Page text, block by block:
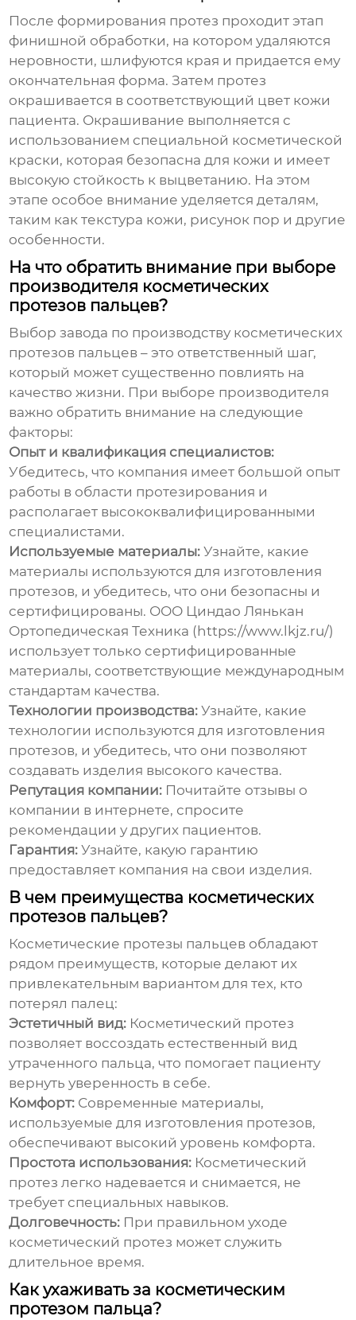
После формирования протез проходит этап
финишной обработки, на котором удаляются
неровности, шлифуются края и придается ему
окончательная форма. Затем протез
окрашивается в соответствующий цвет кожи
пациента. Окрашивание выполняется с
использованием специальной косметической
краски, которая безопасна для кожи и имеет
высокую стойкость к выцветанию. На этом
этапе особое внимание уделяется деталям,
таким как текстура кожи, рисунок пор и другие
особенности.
На что обратить внимание при выборе
производителя косметических
протезов пальцев?
Выборзавода по производству косметических
протезов пальцев – это ответственный шаг,
который может существенно повлиять на
качество жизни. При выборе производителя
важно обратить внимание на следующие
факторы:
Опыт и квалификация специалистов:
Убедитесь, что компания имеет большой опыт
работы в области протезирования и
располагает высококвалифицированными
специалистами.
Используемые материалы: Узнайте, какие
материалы используются для изготовления
протезов, и убедитесь, что они безопасны и
сертифицированы. ООО Циндао Лянькан
Ортопедическая Техника (https://www.lkjz.ru/)
использует только сертифицированные
материалы, соответствующие международным
стандартам качества.
Технологии производства: Узнайте, какие
технологии используются для изготовления
протезов, и убедитесь, что они позволяют
создавать изделия высокого качества.
Репутация компании: Почитайте отзывы о
компании в интернете, спросите
рекомендации у других пациентов.
Гарантия: Узнайте, какую гарантию
предоставляет компания на свои изделия.
В чем преимущества косметических
протезов пальцев?
Косметические протезы пальцев обладают
рядом преимуществ, которые делают их
привлекательным вариантом для тех, кто
потерял палец:
Эстетичный вид: Косметический протез
позволяет воссоздать естественный вид
утраченного пальца, что помогает пациенту
вернуть уверенность в себе.
Комфорт: Современные материалы,
используемые для изготовления протезов,
обеспечивают высокий уровень комфорта.
Простота использования: Косметический
протез легко надевается и снимается, не
требует специальных навыков.
Долговечность: При правильном уходе
косметический протез может служить
длительное время.
Как ухаживать за косметическим
протезом пальца?